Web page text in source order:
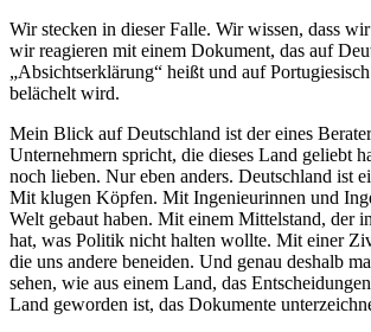
Wir stecken in dieser Falle. Wir wissen, dass
wir reagieren mit einem Dokument, das auf
„Absichtserklärung“ heißt und auf
belächelt wird.
Mein Blick auf Deutschland ist der eines
Unternehmern spricht, die dieses Land geliebt
noch lieben. Nur eben anders. Deutschland ist
Mit klugen Köpfen. Mit Ingenieurinnen und
Welt gebaut haben. Mit einem Mittelstand, der
hat, was Politik nicht halten wollte. Mit einer
die uns andere beneiden. Und genau deshalb
sehen, wie aus einem Land, das
Land geworden ist, das Dokumente